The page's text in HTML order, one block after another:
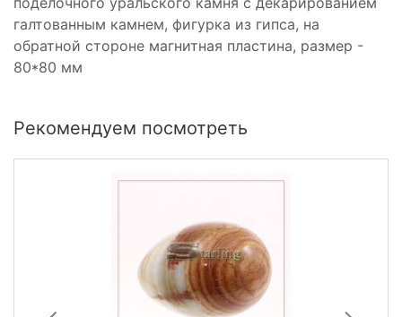
галтованным камнем, фигурка из гипса, на
обратной стороне магнитная пластина, размер -
80*80 мм
Рекомендуем посмотреть